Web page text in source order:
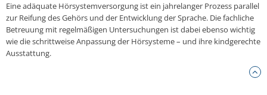
Eine ad­äqua­te Hör­sys­tem­ver­sor­gung ist ein jah­re­lan­ger Prozess par­al­lel
zur Reifung des Gehörs und der Ent­wick­lung der Sprache. Die fach­li­che
Be­treu­ung mit re­gel­mä­ßi­gen Un­ter­su­chun­gen ist dabei ebenso wichtig
wie die schritt­wei­se An­pas­sung der Hör­sys­te­me – und ihre kind­ge­rech­te
Aus­stat­tung.